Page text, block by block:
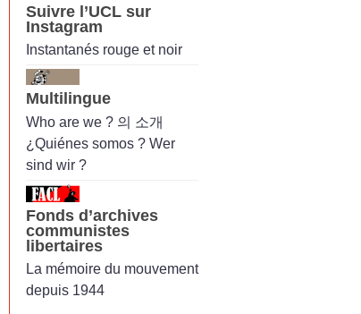
Suivre l’UCL sur
Instagram
Instantanés rouge et noir
Multilingue
Who are we ? 의 소개
¿Quiénes somos ? Wer
sind wir ?
Fonds d’archives
communistes
libertaires
La mémoire du mouvement
depuis 1944